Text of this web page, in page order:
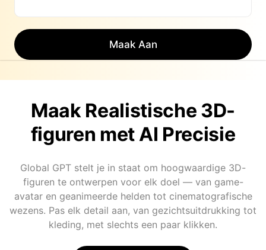
Maak Aan
Maak Realistische 3D-
figuren met AI Precisie
Global GPT stelt je in staat om hoogwaardige 3D-
figuren te ontwerpen voor elk doel — van game-
avatar en geanimeerde helden tot cinematografische
wezens. Pas elk detail aan, van gezichtsuitdrukking tot
kleding, met slechts een paar klikken.